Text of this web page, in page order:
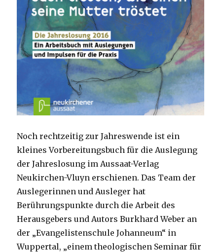
Noch rechtzeitig zur Jahreswende ist ein
kleines Vorbereitungsbuch für die Auslegung
der Jahreslosung im Aussaat-Verlag
Neukirchen-Vluyn erschienen. Das Team der
Auslegerinnen und Ausleger hat
Berührungspunkte durch die Arbeit des
Herausgebers und Autors Burkhard Weber an
der „Evangelistenschule Johanneum“ in
Wuppertal, „einem theologischen Seminar für